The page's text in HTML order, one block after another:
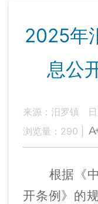
2025年
息公
来源：汨罗镇
浏览量： 290
根据《中
开条例》的